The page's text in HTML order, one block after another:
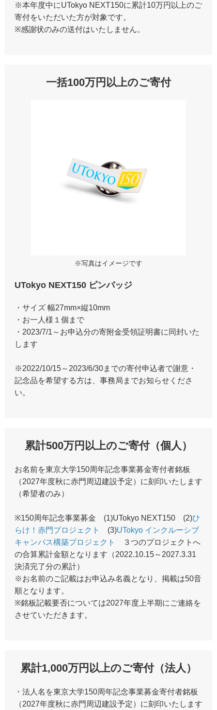
※本年度中にUTokyo NEXT150に累計10万円以上のご
寄付をいただいた方が対象です。
※感謝状のみの送付はいたしません。
一括100万円以上のご寄付
※写真はイメージです
UTokyo NEXT150 ピンバッジ
・サイズ 幅27mm×縦10mm
・お一人様１個まで
・2023/7/1～お申込分の寄附金受領証明書に同封いた
します
※2022/10/15～2023/6/30までの寄付申込者で謝意・
記念品を希望する方は、事務局までお知らせくださ
い。
累計500万円以上のご寄付（個人）
お名前を東京大学150周年記念事業募金寄付者銘板
（2027年度秋に赤門周辺建設予定）に刻印いたします
（希望者のみ）
※150周年記念事業募金 (1)UTokyo NEXT150 (2)ひ
らけ！赤門プロジェクト
(3)UTokyo インクルーシブ
キャンパス構築プロジェクト
３つのプロジェクトへ
の合算累計金額となります（2022.10.15～2027.3.31
決済完了分の累計）
※お名前のご記載はお申込み名義となり、掲載は50音
順となります。
※銘板記載要否については2027年度上半期にご連絡を
させていただきます。
累計1,000万円以上のご寄付（法人）
・法人名を東京大学150周年記念事業募金寄付者銘板
（2027年度秋に赤門周辺建設予定）に刻印いたします